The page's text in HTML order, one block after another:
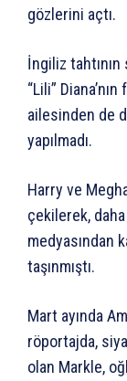
gözlerini açtı.
İngiliz
“Lili”
ailesinden de
yapılmadı.
Harry ve
çekilerek,
medyasından
taşınmıştı.
Mart ayında
röportajda,
olan Markle,